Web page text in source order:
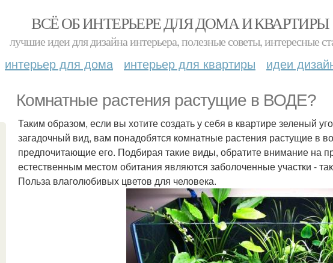
ВСЁ ОБ ИНТЕРЬЕРЕ ДЛЯ ДОМА И КВАРТИРЫ
лучшие идеи для дизайна интерьера, полезные советы, интересные
интерьер для дома интерьер для квартиры идеи
Комнатные растения растущие в ВОДЕ?
Таким образом, если вы хотите создать у себя в квартире зеленый
загадочный вид, вам понадобятся комнатные растения растущие в
предпочитающие его. Подбирая такие виды, обратите внимание на
естественным местом обитания являются заболоченные участки -
Польза влаголюбивых цветов для человека.